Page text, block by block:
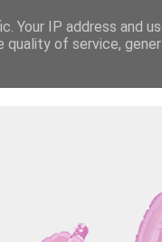
Your IP address and
quality of service,